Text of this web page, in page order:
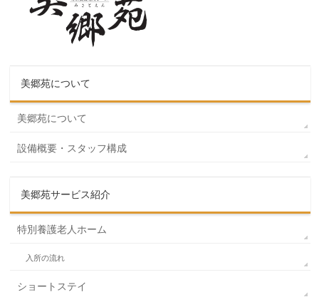
美郷苑について
美郷苑について
設備概要・スタッフ構成
美郷苑サービス紹介
特別養護老人ホーム
入所の流れ
ショートステイ